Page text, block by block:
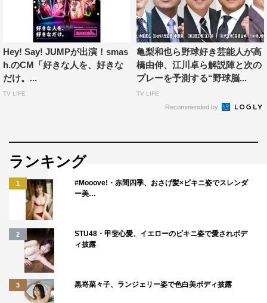
2020年10月10日（土）放送開始
放送エリア：
関東（東京都・神奈川県・埼玉県・千葉県・茨城県・栃木
県・群馬県）
関西（大阪府・兵庫県・京都府・滋賀県・奈良県・和歌山
県）
＜WEB＞
特設サイト： https://www.agc.com/cm/
高橋一生
Hey! Say! JUMPが出演！smas
h.のCM「好きな人を、好きな
だけ。...
TV LIFE
亀梨和也ら野球好き芸能人が高
橋由伸、江川卓ら解説陣と次の
プレーを予測する“野球脳...
TV LIFE
Recommended by
ランキング
1
#Mooove!・赤間四季、おさげ髪×ビキニ姿でスレンダ
ー美…
2
STU48・甲斐心愛、イエローのビキニ姿で愛されボデ
ィ披露
3 黒嵜菜々子、ランジェリー姿で色白美ボディ披露